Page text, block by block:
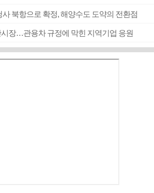
사 북항으로 확정, 해양수도 도약의 전환점
시장…관용차 규정에 막힌 지역기업 응원